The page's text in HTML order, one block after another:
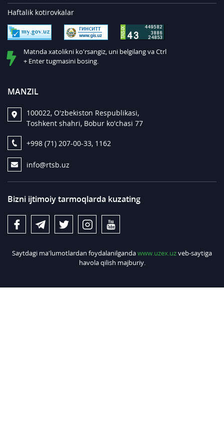
Haftalik kotirovkalar
Matnda xatolikni ko'rsangiz, uni belgilang va Ctrl
+ Enter tugmasini bosing.
MANZIL
100022, O'zbekiston Respublikasi,
Toshkent shahri, Bobur ko'chasi 77
+998 (71) 207-00-33, 1162
info@rtsb.uz
Bizni ijtimoiy tarmoqlarda kuzating
Saytdagi ma'lumotlardan foydalanilgandawww.uzex.uzveb-saytiga
havola qilish majburiy.